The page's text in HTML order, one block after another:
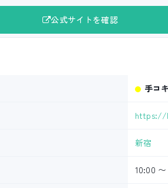
公式サイトを確認
手コ
https://
新宿
10:00